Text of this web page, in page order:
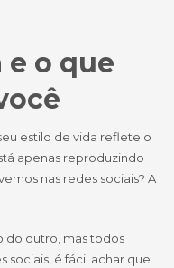
e o que
estilo de vida reflete o
apenas reproduzindo
nas redes sociais? A
do outro, mas todos
sociais, é fácil achar que